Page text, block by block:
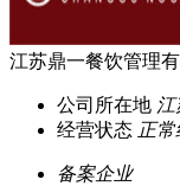
江苏鼎一餐饮管理
公司所在地
经营状态 正
备案企业